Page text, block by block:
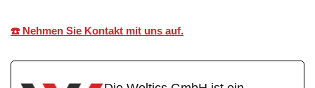
☎️ Nehmen Sie Kontakt mit uns auf.